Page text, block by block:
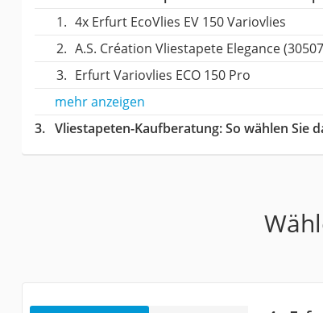
4x Erfurt EcoVlies EV 150 Variovlies
A.S. Création Vliestapete Elegance
Erfurt Variovlies ECO 150 Pro
mehr anzeigen
Vliestapeten-Kaufberatung: So wählen Sie